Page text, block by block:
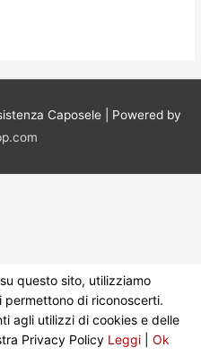
Caposele| Powered by
questo sito, utilizziamo
di riconoscerti.
agli utilizzi di cookies e delle
Privacy Policy Leggi Ok